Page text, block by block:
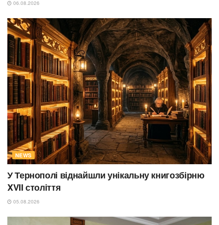
06.08.2026
NEWS
У Тернополі віднайшли унікальну книгозбірню
XVII століття
05.08.2026